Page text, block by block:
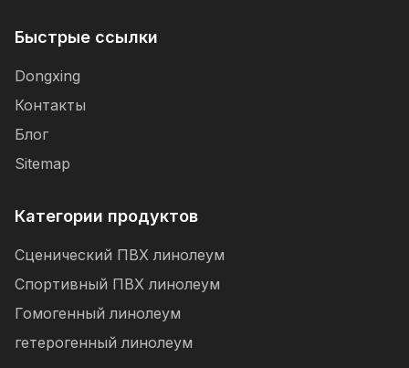
Быстрые ссылки
Dongxing
Контакты
Блог
Sitemap
Категории продуктов
Сценический ПВХ линолеум
Спортивный ПВХ линолеум
Гомогенный линолеум
гетерогенный линолеум